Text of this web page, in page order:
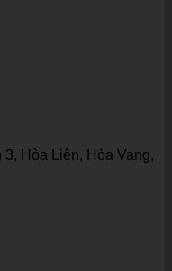
3, Hòa Liên, Hòa Vang,